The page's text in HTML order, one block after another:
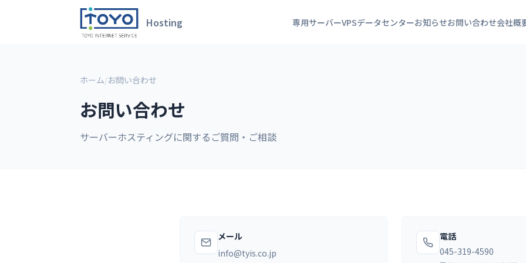
Hosting 専用サーバーVPSデータセンターお知らせお問い合わせ会社概
ホーム/お問い合わせ
お問い合わせ
サーバーホスティングに関するご質問・ご相談
メール
info@tyis.co.jp
電話
045-319-4590